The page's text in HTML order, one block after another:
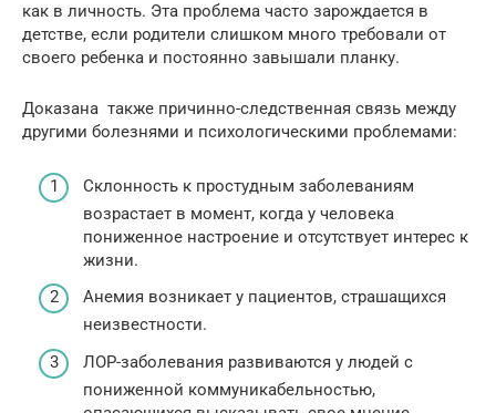
как в личность. Эта проблема часто зарождается в
детстве, если родители слишком много требовали от
своего ребенка и постоянно завышали планку.
Доказана также причинно-следственная связь между
другими болезнями и психологическими проблемами:
Склонность к простудным заболеваниям
возрастает в момент, когда у человека
пониженное настроение и отсутствует интерес к
жизни.
Анемия возникает у пациентов, страшащихся
неизвестности.
ЛОР-заболевания развиваются у людей с
пониженной коммуникабельностью,